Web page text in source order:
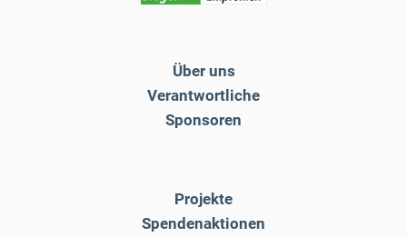
Über uns
Verantwortliche
Sponsoren
Projekte
Spendenaktionen